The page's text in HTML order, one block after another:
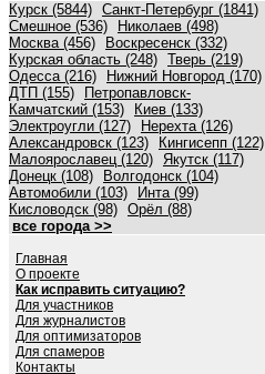
Курск (5844) Санкт-Петербург (1841)
Смешное (536)
Николаев (498)
Москва (456)
Воскресенск (332)
Курская область (248) Тверь (219)
Одесса (216)
Нижний Новгород (170)
ДТП (155)
Петропавловск-
Камчатский (153)
Киев (133)
Электроугли (127)
Нерехта (126)
Александровск (123)
Кингисепп (122)
Малоярославец (120) Якутск (117)
Донецк (108)
Волгодонск (104)
Автомобили (103)
Инта (99)
Кисловодск (98) Орёл (88)
все города >>
Главная
О проекте
Как исправить ситуацию?
Для участников
Для журналистов
Для оптимизаторов
Для спамеров
Контакты